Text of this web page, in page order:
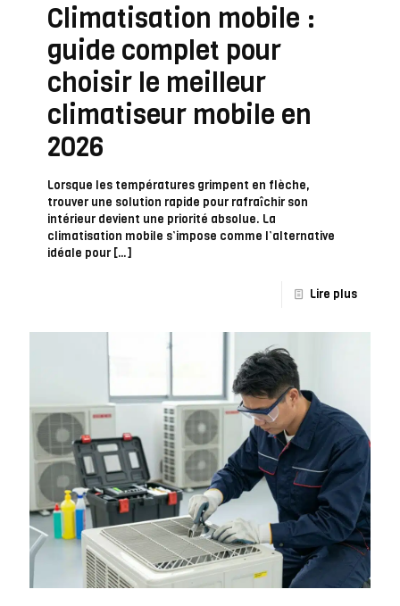
Climatisation mobile :
guide complet pour
choisir le meilleur
climatiseur mobile en
2026
Lorsque les températures grimpent en flèche,
trouver une solution rapide pour rafraîchir son
intérieur devient une priorité absolue. La
climatisation mobile s’impose comme l’alternative
idéale pour […]
Lire plus